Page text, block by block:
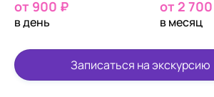
от 900 ₽
в день
от 2
в месяц
Записаться на экскурсию